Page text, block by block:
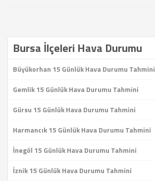
Bursa İlçeleri Hava Durumu
Büyükorhan 15 Günlük Hava Durumu Tahmini
Gemlik 15 Günlük Hava Durumu Tahmini
Gürsu 15 Günlük Hava Durumu Tahmini
Harmancık 15 Günlük Hava Durumu Tahmini
İnegöl 15 Günlük Hava Durumu Tahmini
İznik 15 Günlük Hava Durumu Tahmini